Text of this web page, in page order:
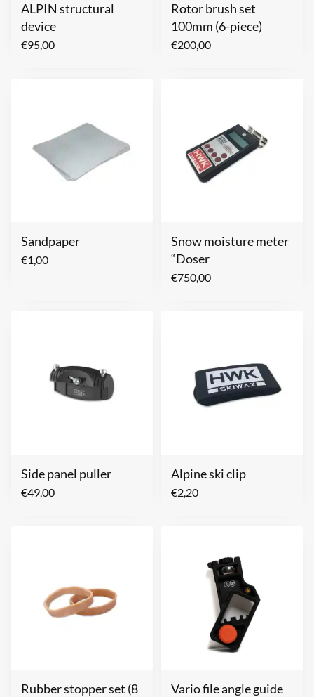
ALPIN structural
device
€95,00
Rotor brush set
100mm (6-piece)
€200,00
Sandpaper
€1,00
Snow moisture meter
“Doser
€750,00
Side panel puller
€49,00
Alpine ski clip
€2,20
Rubber stopper set (8
Vario file angle guide